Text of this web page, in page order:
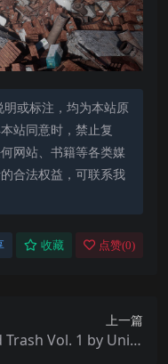
或标注，均为本站原
站同意时，禁止复
网站、书籍等各类媒
合法权益，可联系我
收藏 点赞(0)
上一篇
Vol. 1 by Unim